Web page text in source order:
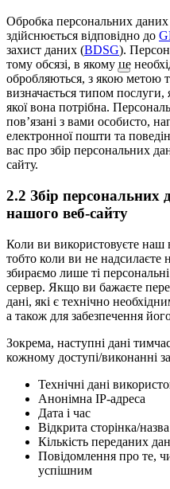
Обробка персональних
здійснюється відповідно до
захист даних (BDSG).
тому обсязі, в якому це
обробляються, з якою метою
визначається типом
якої вона потрібна.
пов’язані з вами особисто,
електронної пошти та
вас про збір персональних
сайту.
2.2 Збір персональних
нашого веб-сайту
Коли ви використовуєте наш
тобто коли ви не надсилаєте
збираємо лише ті
сервер. Якщо ви бажаєте
дані, які є технічно
а також для забезпечення
Зокрема, наступні дані
кожному доступі/виконанні
Технічні дані
Анонімна IP-адреса
Дата і час
Відкрита сторінка/
Кількість переданих
Повідомлення про те,
успішним